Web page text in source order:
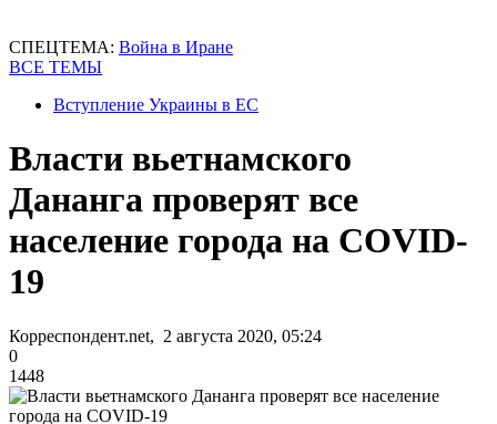
СПЕЦТЕМА: Война в Иране
ВСЕ ТЕМЫ
Вступление Украины в ЕС
Власти вьетнамского
Дананга проверят все
население города на COVID-
19
Корреспондент.net, 2 августа 2020, 05:24
0
1448